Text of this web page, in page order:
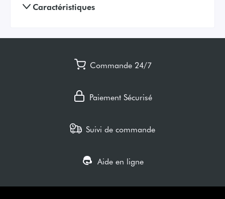
Caractéristiques
Commande 24/7
Paiement Sécurisé
Suivi de commande
Aide en ligne